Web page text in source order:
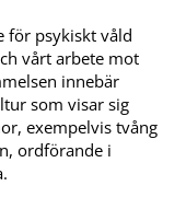
för psykiskt våld
vårt arbete mot
innebär
som visar sig
exempelvis tvång
ordförande i